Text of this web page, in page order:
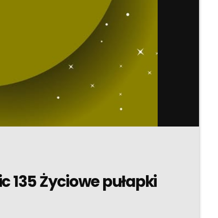
135 Życiowe pułapki